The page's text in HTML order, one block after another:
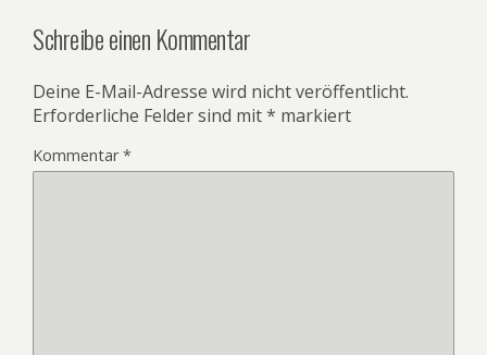
Schreibe einen Kommentar
Deine E-Mail-Adresse wird nicht veröffentlicht.
Erforderliche Felder sind mit* markiert
Kommentar*